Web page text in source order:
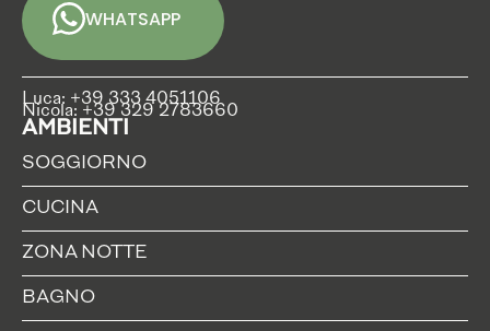
WHATSAPP
Luca: +39 333 4051106
Nicola: +39 329 2783660
AMBIENTI
SOGGIORNO
CUCINA
ZONA NOTTE
BAGNO